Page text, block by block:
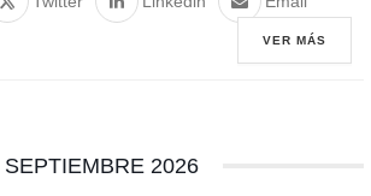
VER MÁS
SEPTIEMBRE 2026